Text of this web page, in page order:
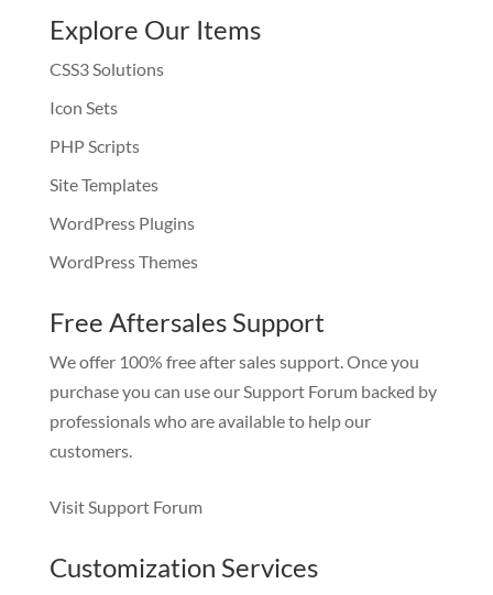
Explore Our Items
CSS3 Solutions
Icon Sets
PHP Scripts
Site Templates
WordPress Plugins
WordPress Themes
Free Aftersales Support
We offer 100% free after sales support. Once you
purchase you can use ourSupport Forumbacked by
professionals who are available to help our
customers.
Visit Support Forum
Customization Services